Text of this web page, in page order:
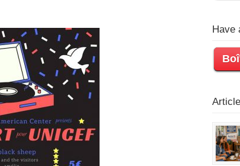
Have